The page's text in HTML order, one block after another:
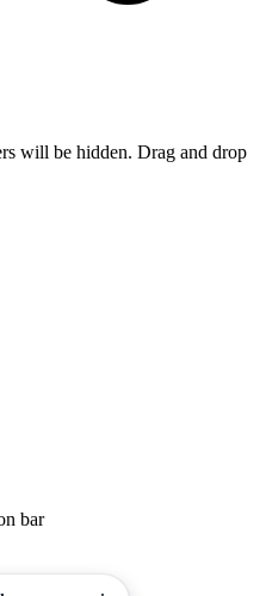
will be hidden. Drag and drop
bar